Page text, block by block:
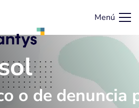
Menú
o de denuncia